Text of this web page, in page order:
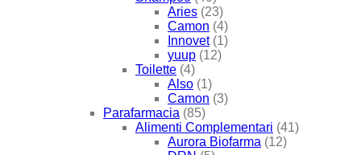
Aries (23)
Camon (4)
Innovet (1)
yuup (12)
Toilette (4)
Also (1)
Camon (3)
Parafarmacia (85)
Alimenti Complementari (41)
Aurora Biofarma (12)